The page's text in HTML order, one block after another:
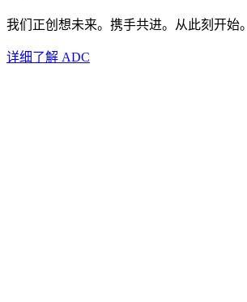
我们正创想未来。携手共进。从此刻开始。
详细了解 ADC